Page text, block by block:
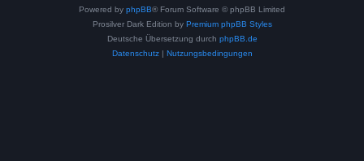
Powered by phpBB® Forum Software © phpBB Limited
Prosilver Dark Edition by Premium phpBB Styles
Deutsche Übersetzung durch phpBB.de
Datenschutz| Nutzungsbedingungen